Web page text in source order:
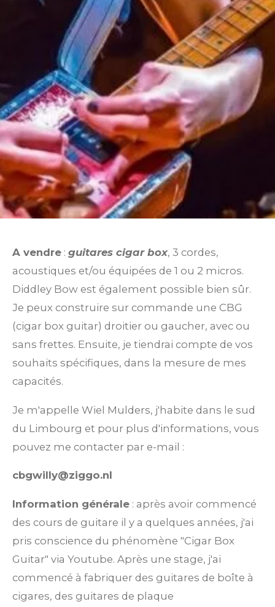
A vendre : guitares cigar box, 3 cordes,
acoustiques et/ou équipées de 1 ou 2 micros.
Diddley Bow est également possible bien sûr.
Je peux construire sur commande une CBG
(cigar box guitar) droitier ou gaucher, avec ou
sans frettes. Ensuite, je tiendrai compte de vos
souhaits spécifiques, dans la mesure de mes
capacités.
Je m'appelle Wiel Mulders, j'habite dans le sud
du Limbourg et pour plus d'informations, vous
pouvez me contacter par e-mail :
cbgwilly@ziggo.nl
Information générale : après avoir commencé
des cours de guitare il y a quelques années, j'ai
pris conscience du phénomène "Cigar Box
Guitar" via Youtube. Après une stage, j'ai
commencé à fabriquer des guitares de boîte à
cigares, des guitares de plaque